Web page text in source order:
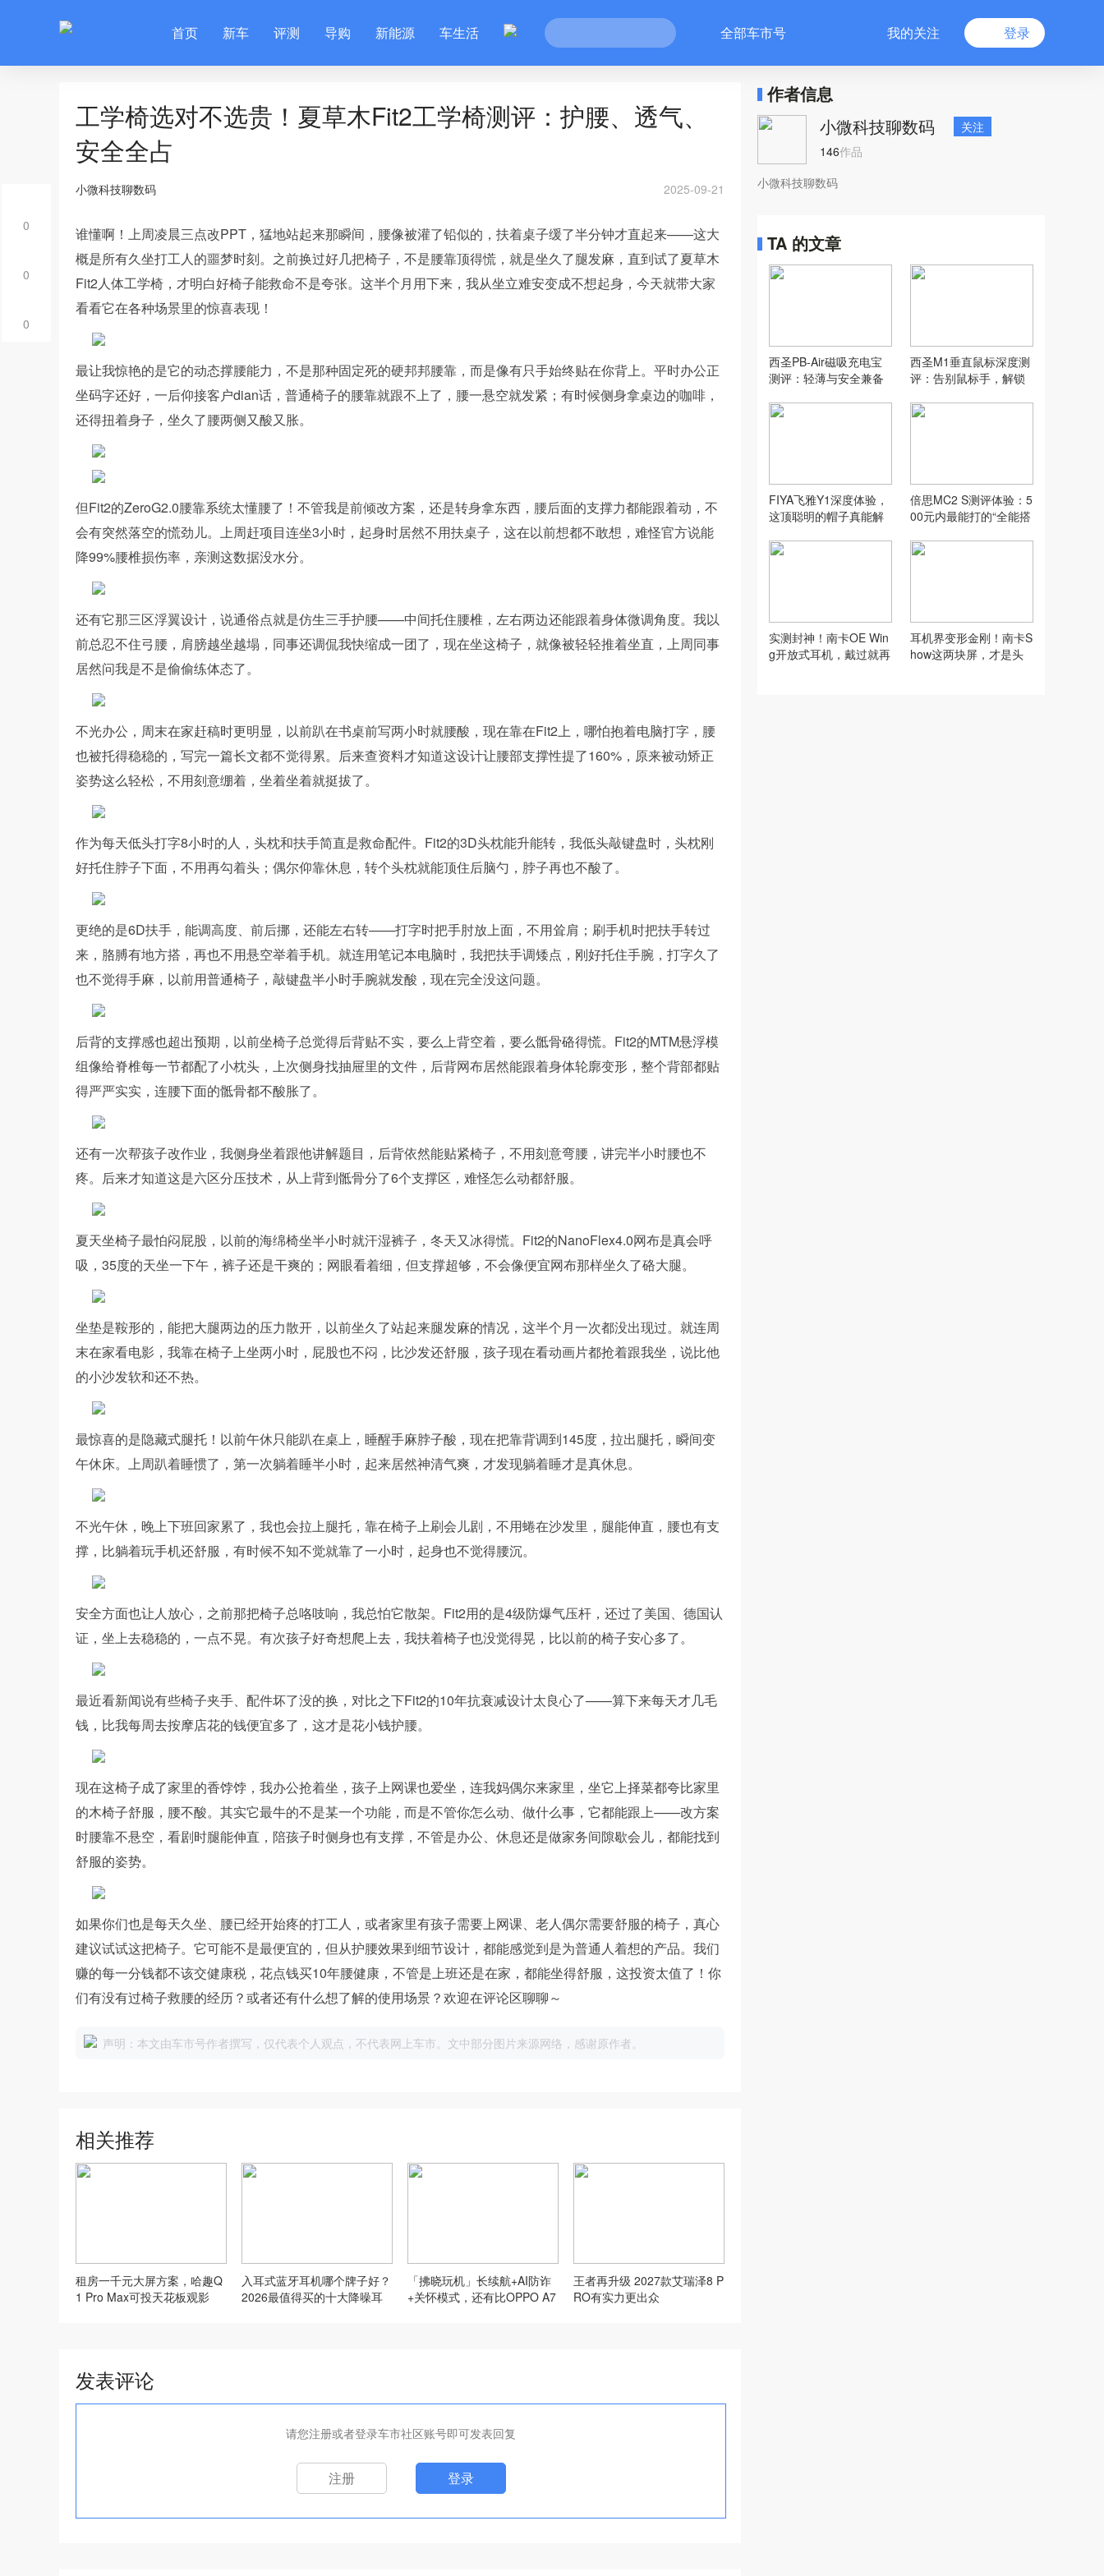
首页 新车 评测 导购 新能源 车生活 全部车市号 我的关注 登录
0
0
0
工学椅选对不选贵！夏草木Fit2工学椅测评：护腰、透气、
安全全占
小微科技聊数码 2025-09-21
谁懂啊！上周凌晨三点改PPT，猛地站起来那瞬间，腰像被灌了铅似的，扶着桌子缓了半分钟才直起来——这大
概是所有久坐打工人的噩梦时刻。之前换过好几把椅子，不是腰靠顶得慌，就是坐久了腿发麻，直到试了夏草木
Fit2人体工学椅，才明白好椅子能救命不是夸张。这半个月用下来，我从坐立难安变成不想起身，今天就带大家
看看它在各种场景里的惊喜表现！
最让我惊艳的是它的动态撑腰能力，不是那种固定死的硬邦邦腰靠，而是像有只手始终贴在你背上。平时办公正
坐码字还好，一后仰接客户dian话，普通椅子的腰靠就跟不上了，腰一悬空就发紧；有时候侧身拿桌边的咖啡，
还得扭着身子，坐久了腰两侧又酸又胀。
但Fit2的ZeroG2.0腰靠系统太懂腰了！不管我是前倾改方案，还是转身拿东西，腰后面的支撑力都能跟着动，不
会有突然落空的慌劲儿。上周赶项目连坐3小时，起身时居然不用扶桌子，这在以前想都不敢想，难怪官方说能
降99%腰椎损伤率，亲测这数据没水分。
还有它那三区浮翼设计，说通俗点就是仿生三手护腰——中间托住腰椎，左右两边还能跟着身体微调角度。我以
前总忍不住弓腰，肩膀越坐越塌，同事还调侃我快缩成一团了，现在坐这椅子，就像被轻轻推着坐直，上周同事
居然问我是不是偷偷练体态了。
不光办公，周末在家赶稿时更明显，以前趴在书桌前写两小时就腰酸，现在靠在Fit2上，哪怕抱着电脑打字，腰
也被托得稳稳的，写完一篇长文都不觉得累。后来查资料才知道这设计让腰部支撑性提了160%，原来被动矫正
姿势这么轻松，不用刻意绷着，坐着坐着就挺拔了。
作为每天低头打字8小时的人，头枕和扶手简直是救命配件。Fit2的3D头枕能升能转，我低头敲键盘时，头枕刚
好托住脖子下面，不用再勾着头；偶尔仰靠休息，转个头枕就能顶住后脑勺，脖子再也不酸了。
更绝的是6D扶手，能调高度、前后挪，还能左右转——打字时把手肘放上面，不用耸肩；刷手机时把扶手转过
来，胳膊有地方搭，再也不用悬空举着手机。就连用笔记本电脑时，我把扶手调矮点，刚好托住手腕，打字久了
也不觉得手麻，以前用普通椅子，敲键盘半小时手腕就发酸，现在完全没这问题。
后背的支撑感也超出预期，以前坐椅子总觉得后背贴不实，要么上背空着，要么骶骨硌得慌。Fit2的MTM悬浮模
组像给脊椎每一节都配了小枕头，上次侧身找抽屉里的文件，后背网布居然能跟着身体轮廓变形，整个背部都贴
得严严实实，连腰下面的骶骨都不酸胀了。
还有一次帮孩子改作业，我侧身坐着跟他讲解题目，后背依然能贴紧椅子，不用刻意弯腰，讲完半小时腰也不
疼。后来才知道这是六区分压技术，从上背到骶骨分了6个支撑区，难怪怎么动都舒服。
夏天坐椅子最怕闷屁股，以前的海绵椅坐半小时就汗湿裤子，冬天又冰得慌。Fit2的NanoFlex4.0网布是真会呼
吸，35度的天坐一下午，裤子还是干爽的；网眼看着细，但支撑超够，不会像便宜网布那样坐久了硌大腿。
坐垫是鞍形的，能把大腿两边的压力散开，以前坐久了站起来腿发麻的情况，这半个月一次都没出现过。就连周
末在家看电影，我靠在椅子上坐两小时，屁股也不闷，比沙发还舒服，孩子现在看动画片都抢着跟我坐，说比他
的小沙发软和还不热。
最惊喜的是隐藏式腿托！以前午休只能趴在桌上，睡醒手麻脖子酸，现在把靠背调到145度，拉出腿托，瞬间变
午休床。上周趴着睡惯了，第一次躺着睡半小时，起来居然神清气爽，才发现躺着睡才是真休息。
不光午休，晚上下班回家累了，我也会拉上腿托，靠在椅子上刷会儿剧，不用蜷在沙发里，腿能伸直，腰也有支
撑，比躺着玩手机还舒服，有时候不知不觉就靠了一小时，起身也不觉得腰沉。
安全方面也让人放心，之前那把椅子总咯吱响，我总怕它散架。Fit2用的是4级防爆气压杆，还过了美国、德国认
证，坐上去稳稳的，一点不晃。有次孩子好奇想爬上去，我扶着椅子也没觉得晃，比以前的椅子安心多了。
最近看新闻说有些椅子夹手、配件坏了没的换，对比之下Fit2的10年抗衰减设计太良心了——算下来每天才几毛
钱，比我每周去按摩店花的钱便宜多了，这才是花小钱护腰。
现在这椅子成了家里的香饽饽，我办公抢着坐，孩子上网课也爱坐，连我妈偶尔来家里，坐它上择菜都夸比家里
的木椅子舒服，腰不酸。其实它最牛的不是某一个功能，而是不管你怎么动、做什么事，它都能跟上——改方案
时腰靠不悬空，看剧时腿能伸直，陪孩子时侧身也有支撑，不管是办公、休息还是做家务间隙歇会儿，都能找到
舒服的姿势。
如果你们也是每天久坐、腰已经开始疼的打工人，或者家里有孩子需要上网课、老人偶尔需要舒服的椅子，真心
建议试试这把椅子。它可能不是最便宜的，但从护腰效果到细节设计，都能感觉到是为普通人着想的产品。我们
赚的每一分钱都不该交健康税，花点钱买10年腰健康，不管是上班还是在家，都能坐得舒服，这投资太值了！你
们有没有过椅子救腰的经历？或者还有什么想了解的使用场景？欢迎在评论区聊聊～
声明：本文由车市号作者撰写，仅代表个人观点，不代表网上车市。文中部分图片来源网络，感谢原作者。
相关推荐
租房一千元大屏方案，哈趣Q
1 Pro Max可投天花板观影
入耳式蓝牙耳机哪个牌子好？
2026最值得买的十大降噪耳
「拂晓玩机」长续航+AI防诈
+关怀模式，还有比OPPO A7
王者再升级 2027款艾瑞泽8 P
RO有实力更出众
发表评论
请您注册或者登录车市社区账号即可发表回复
注册 登录
作者信息
小微科技聊数码
关注
146作品
小微科技聊数码
TA 的文章
西圣PB-Air磁吸充电宝
测评：轻薄与安全兼备
西圣M1垂直鼠标深度测
评：告别鼠标手，解锁
FIYA飞雅Y1深度体验，
这顶聪明的帽子真能解
倍思MC2 S测评体验：5
00元内最能打的“全能搭
实测封神！南卡OE Win
g开放式耳机，戴过就再
耳机界变形金刚！南卡S
how这两块屏，才是头